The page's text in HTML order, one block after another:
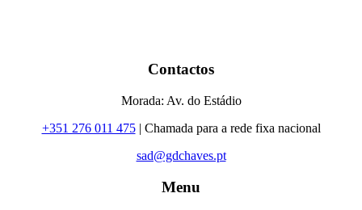
Contactos
Morada: Av. do Estádio
+351 276 011 475| Chamada para a rede fixa nacional
sad@gdchaves.pt
Menu